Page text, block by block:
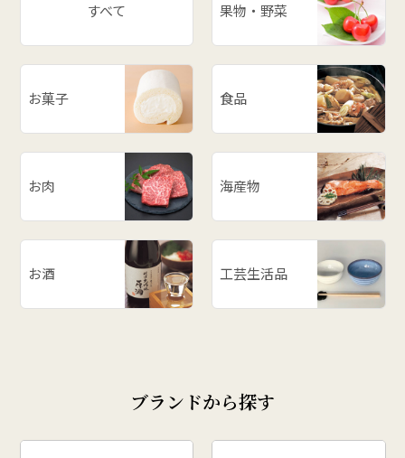
すべて 果物・野菜
お菓子 食品
お肉 海産物
お酒 工芸生活品
ブランドから探す